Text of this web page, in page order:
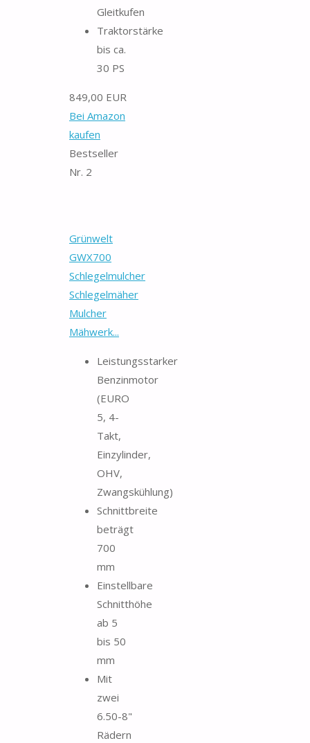
Gleitkufen
Traktorstärke
bis ca.
30 PS
849,00 EUR
Bei Amazon
kaufen
Bestseller
Nr. 2
Grünwelt
GWX700
Schlegelmulcher
Schlegelmäher
Mulcher
Mähwerk...
Leistungsstarker
Benzinmotor
(EURO
5, 4-
Takt,
Einzylinder,
OHV,
Zwangskühlung)
Schnittbreite
beträgt
700
mm
Einstellbare
Schnitthöhe
ab 5
bis 50
mm
Mit
zwei
6.50-8"
Rädern